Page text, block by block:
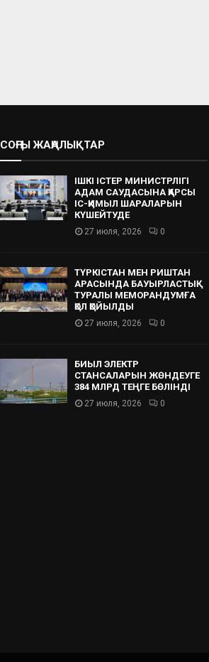
СОҢҒЫ ЖАҢАЛЫҚТАР
ІШКІ ІСТЕР МИНИСТРЛІГІ
АДАМ САУДАСЫНА ҚАРСЫ
ІС-ҚИМЫЛ ШАРАЛАРЫН
КҮШЕЙТУДЕ
27 июля, 2026 0
ТҮРКІСТАН МЕН РИШТАН
АРАСЫНДА БАУЫРЛАСТЫҚ
ТУРАЛЫ МЕМОРАНДУМҒА
ҚОЛ ҚОЙЫЛДЫ
27 июля, 2026 0
БИЫЛ ЭЛЕКТР
СТАНСАЛАРЫН ЖӨНДЕУГЕ
384 МЛРД ТЕҢГЕ БӨЛІНДІ
27 июля, 2026 0